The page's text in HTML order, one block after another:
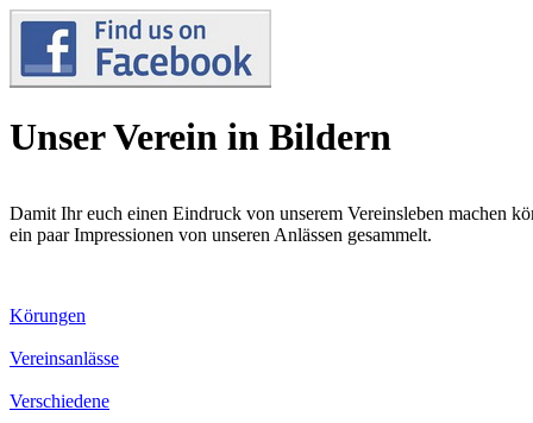
Unser Verein in Bildern
Damit Ihr euch einen Eindruck von unserem Vereinsleben machen
ein paar Impressionen von unseren Anlässen gesammelt.
Körungen
Vereinsanlässe
Verschiedene